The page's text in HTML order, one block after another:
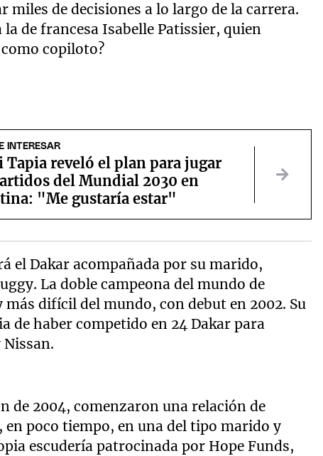
miles de decisiones a lo largo de la carrera.
de francesa Isabelle Patissier, quien
copiloto?
INTERESAR
Tapia reveló el plan para jugar
del Mundial 2030 en
"Me gustaría estar"
el Dakar acompañada por su marido,
La doble campeona del mundo de
difícil del mundo, con debut en 2002. Su
de haber competido en 24 Dakar para
de 2004, comenzaron una relación de
poco tiempo, en una del tipo marido y
escudería patrocinada por Hope Funds,